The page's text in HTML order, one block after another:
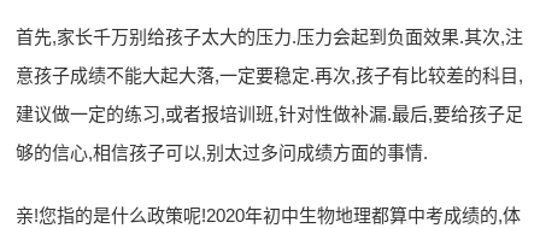
首先,家长千万别给孩子太大的压力.压力会起到负面效果.其次,注
意孩子成绩不能大起大落,一定要稳定.再次,孩子有比较差的科目,
建议做一定的练习,或者报培训班,针对性做补漏.最后,要给孩子足
够的信心,相信孩子可以,别太过多问成绩方面的事情.
亲!您指的是什么政策呢!2020年初中生物地理都算中考成绩的,体